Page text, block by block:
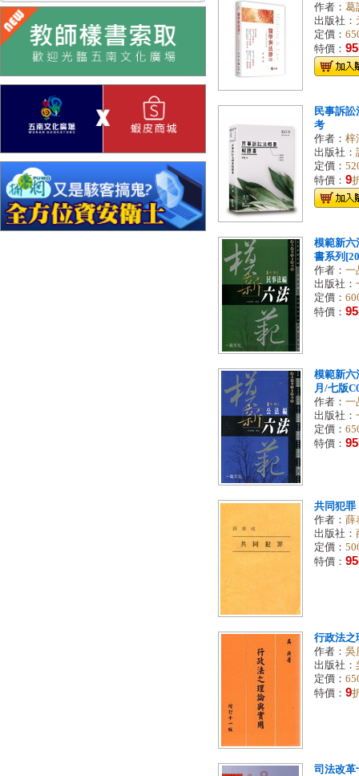
作者： 葛
出版社：
定價：
特價： 95
民事訴
考
作者： 梓
出版社：
定價：
特價： 9
模範新六
書系列
作者： 一
出版社：
定價：
特價： 95
模範新六
月/七版
作者： 一
出版社：
定價：
特價： 95
共同犯罪
作者： 薛
出版社：
定價：
特價： 95
行政法之
作者： 吳
出版社：
定價：
特價： 9
司法改革